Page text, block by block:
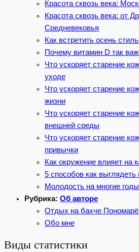
Красота сквозь века:
Красота сквозь века: от
Средневековья
Как встретить осень
Почему витамин D так
Что ускоряет старение
уходе
Что ускоряет старение
жизни
Что ускоряет старение
внешней среды
Что ускоряет старение
привычки
Как окружение влияет на
5 способов как
Молодость на многие годы
Рубрика: Об авторе
Отдых на бахче
Обо мне
Виды статистики